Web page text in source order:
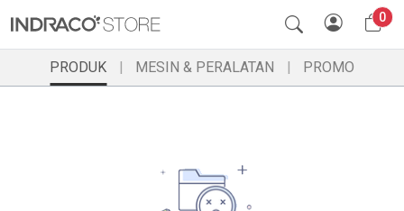
0
PRODUK MESIN & PERALATAN PROMO